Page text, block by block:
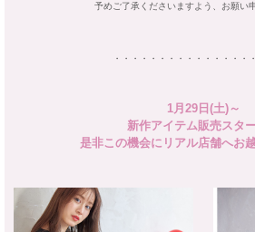
予めご了承くださいますよう、お願い
・・・・・・・・・・・・・・・
1月29日(土)～
新作アイテム販売スタ
是非この機会にリアル店舗へお